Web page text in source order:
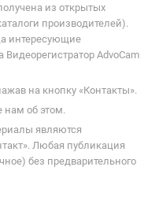
из открытых
производителей).
интересующие
AdvoCam
на кнопку «Контакты».
нам об этом.
являются
Любая публикация
без предварительного